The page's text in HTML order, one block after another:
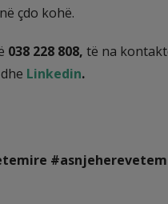
çdo kohë.
038 228 808, të na
dhe Linkedin.
#asnjeherevetem